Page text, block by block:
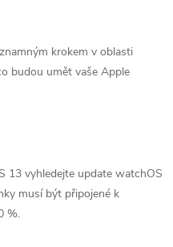
krokem v oblasti
budou umět vaše Apple
13 vyhledejte update watchOS
musí být připojené k
%.